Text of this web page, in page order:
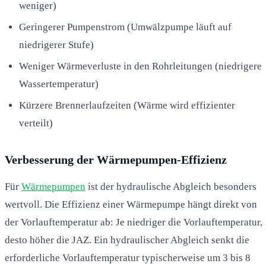
weniger)
Geringerer Pumpenstrom (Umwälzpumpe läuft auf
niedrigerer Stufe)
Weniger Wärmeverluste in den Rohrleitungen (niedrigere
Wassertemperatur)
Kürzere Brennerlaufzeiten (Wärme wird effizienter
verteilt)
Verbesserung der Wärmepumpen-Effizienz
Für Wärmepumpen ist der hydraulische Abgleich besonders
wertvoll. Die Effizienz einer Wärmepumpe hängt direkt von
der Vorlauftemperatur ab: Je niedriger die Vorlauftemperatur,
desto höher die JAZ. Ein hydraulischer Abgleich senkt die
erforderliche Vorlauftemperatur typischerweise um 3 bis 8